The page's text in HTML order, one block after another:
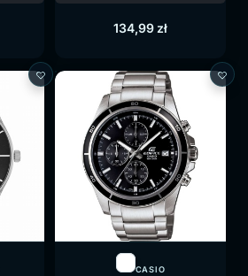
134,99zł
CASIO